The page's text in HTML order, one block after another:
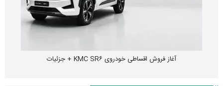
آغاز فروش اقساطی خودروی KMC SR۶ + جزئیات